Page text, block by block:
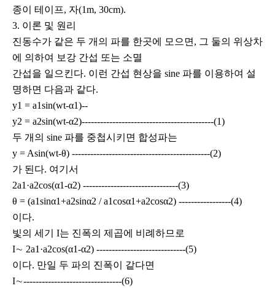
종이 테이프, 자(1m, 30cm).
3. 이론 및 원리
진동수가 같은 두 개의 파를 한곳에 모으면, 그 둘의 위상차
에 의하여 보강 간섭 또는 소멸
간섭을 일으킨다. 이런 간섭 현상을 sine 파를 이용하여 설
명하면 다음과 같다.
y1 = a1sin(wt-α1)--
y2 = a2sin(wt-α2)-------------------------------------------(1)
두 개의 sine 파를 중첩시키면 합성파는
y = Asin(wt-θ) ---------------------------------------------(2)
가 된다. 여기서
2a1·a2cos(α1-α2) -------------------------------(3)
θ = (a1sinα1+a2sinα2 / a1cosα1+a2cosα2) -----------------(4)
이다.
빛의 세기 I는 진폭의 제곱에 비례하므로
I∼ 2a1·a2cos(α1-α2) -----------------------------(5)
이다. 만일 두 파의 진폭이 같다면
I∼--------------------------------(6)